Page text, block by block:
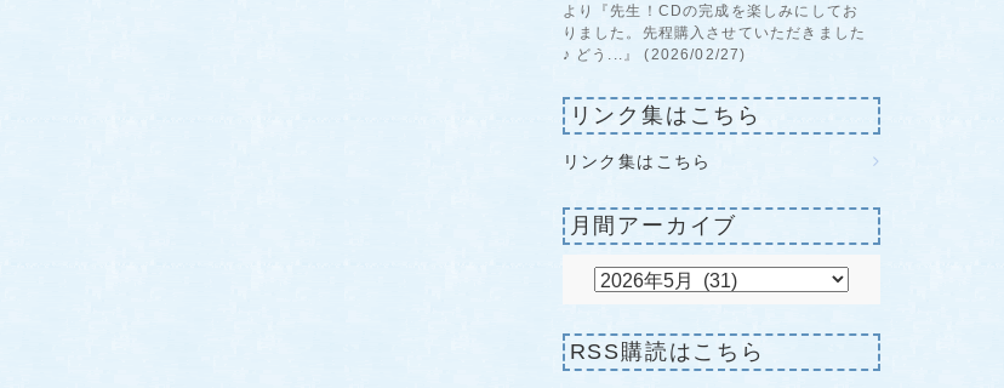
より『先生！CDの完成を楽しみにしてお
りました。先程購入させていただきました
♪ どう...』 (2026/02/27)
リンク集はこちら
リンク集はこちら
月間アーカイブ
RSS購読はこちら